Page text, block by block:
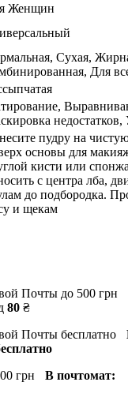
Женщин
Сухая,
Для
недостатков,
пудру на
основы для
кисти или
с центра лба,
до подбородка.
и щекам
80 ₴
В почтомат: